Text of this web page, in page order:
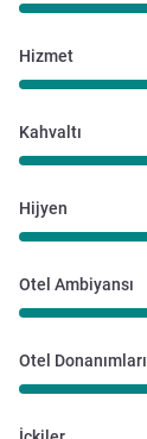
Hizmet
Kahvaltı
Hijyen
Otel Ambiyansı
Otel Donanımları